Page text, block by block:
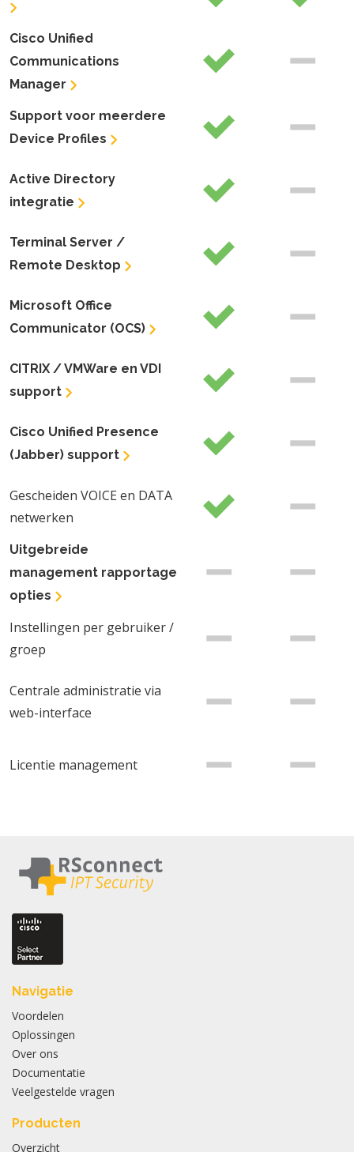
Cisco Unified
Communications
Manager
Support voor meerdere
Device Profiles
Active Directory
integratie
Terminal Server /
Remote Desktop
Microsoft Office
Communicator (OCS)
CITRIX / VMWare en VDI
support
Cisco Unified Presence
(Jabber) support
Gescheiden VOICE en DATA
netwerken
Uitgebreide
management rapportage
opties
Instellingen per gebruiker /
groep
Centrale administratie via
web-interface
Licentie management
Navigatie
Voordelen
Oplossingen
Over ons
Documentatie
Veelgestelde vragen
Producten
Overzicht